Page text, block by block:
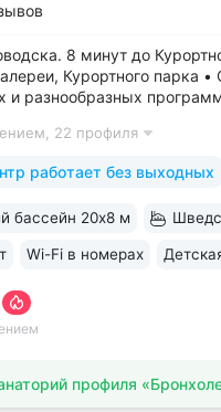
8 минут до
Курортного парка
разнообразных
классы по рисованию
танцы)....
22 профиля
работает без выходных
бассейн 20х8 м
Wi-Fi в номерах
профиля